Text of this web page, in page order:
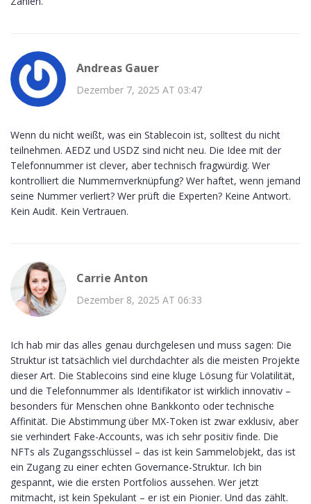
Andreas Gauer
Dezember 7, 2025 AT 03:47
Wenn du nicht weißt, was ein Stablecoin ist, solltest du nicht
teilnehmen. AEDZ und USDZ sind nicht neu. Die Idee mit der
Telefonnummer ist clever, aber technisch fragwürdig. Wer
kontrolliert die Nummernverknüpfung? Wer haftet, wenn jemand
seine Nummer verliert? Wer prüft die Experten? Keine Antwort.
Kein Audit. Kein Vertrauen.
Carrie Anton
Dezember 8, 2025 AT 06:33
Ich hab mir das alles genau durchgelesen und muss sagen: Die
Struktur ist tatsächlich viel durchdachter als die meisten Projekte
dieser Art. Die Stablecoins sind eine kluge Lösung für Volatilität,
und die Telefonnummer als Identifikator ist wirklich innovativ –
besonders für Menschen ohne Bankkonto oder technische
Affinität. Die Abstimmung über MX-Token ist zwar exklusiv, aber
sie verhindert Fake-Accounts, was ich sehr positiv finde. Die
NFTs als Zugangsschlüssel – das ist kein Sammelobjekt, das ist
ein Zugang zu einer echten Governance-Struktur. Ich bin
gespannt, wie die ersten Portfolios aussehen. Wer jetzt
mitmacht, ist kein Spekulant – er ist ein Pionier. Und das zählt.